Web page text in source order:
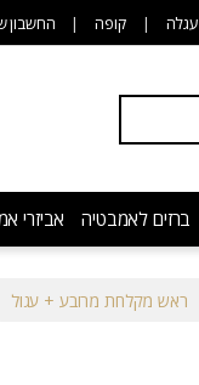
עגלה קופה החשבון
ברזים לאמבטיה אביזרי
ראש מקלחת מרובע + עגול